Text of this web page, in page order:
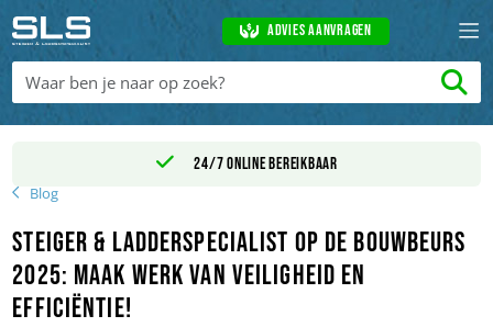
Advies aanvragen
24/7 online bereikbaar
Blog
Steiger & Ladderspecialist op de BouwBeurs
2025: Maak Werk van Veiligheid en
Efficiëntie!